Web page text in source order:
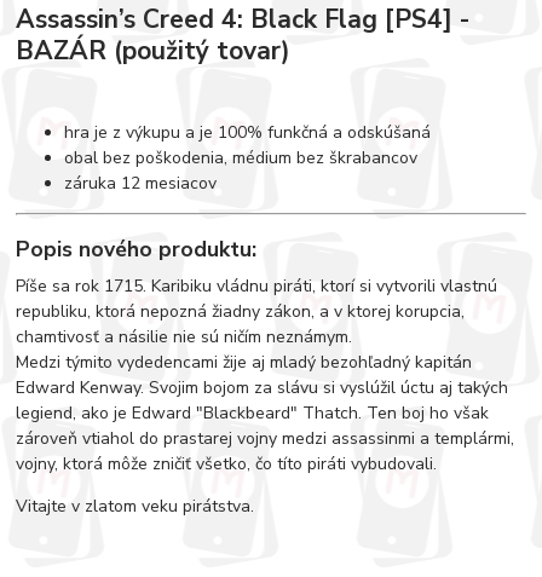
Assassin’s Creed 4: Black Flag [PS4] -
BAZÁR (použitý tovar)
hra je z výkupu a je 100% funkčná a odskúšaná
obal bez poškodenia, médium bez škrabancov
záruka 12 mesiacov
Popis nového produktu:
Píše sa rok 1715. Karibiku vládnu piráti, ktorí si vytvorili vlastnú
republiku, ktorá nepozná žiadny zákon, a v ktorej korupcia,
chamtivosť a násilie nie sú ničím neznámym.
Medzi týmito vydedencami žije aj mladý bezohľadný kapitán
Edward Kenway. Svojim bojom za slávu si vyslúžil úctu aj takých
legiend, ako je Edward "Blackbeard" Thatch. Ten boj ho však
zároveň vtiahol do prastarej vojny medzi assassinmi a templármi,
vojny, ktorá môže zničiť všetko, čo títo piráti vybudovali.
Vitajte v zlatom veku pirátstva.